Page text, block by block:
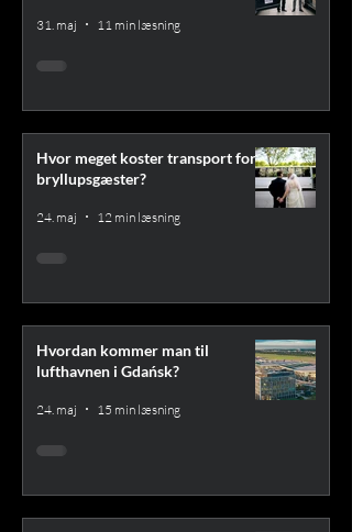
31. maj 11 min læsning
Hvor meget koster transport for
bryllupsgæster?
24. maj 12 min læsning
Hvordan kommer man til
lufthavnen i Gdańsk?
24. maj 15 min læsning